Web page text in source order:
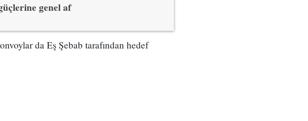
genel af
da Eş Şebab tarafından hedef